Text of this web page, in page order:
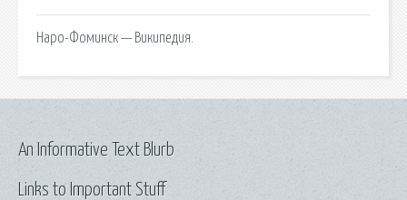
Наро-Фоминск — Википедия.
Links to Important Stuff
An Informative Text Blurb